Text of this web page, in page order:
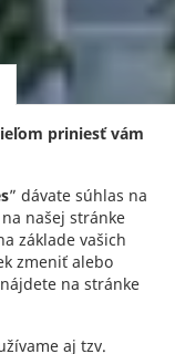
priniesť vám
” dávate súhlas na
našej stránke
základe vašich
zmeniť alebo
na stránke
aj tzv.